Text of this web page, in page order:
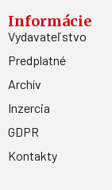
Informácie
Vydavateľstvo
Predplatné
Archív
Inzercia
GDPR
Kontakty